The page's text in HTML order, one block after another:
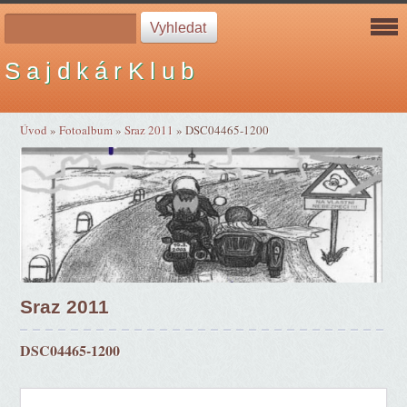
S a j d k á r K l u b
Úvod »Fotoalbum»Sraz 2011 »DSC04465-1200
Sraz 2011
DSC04465-1200